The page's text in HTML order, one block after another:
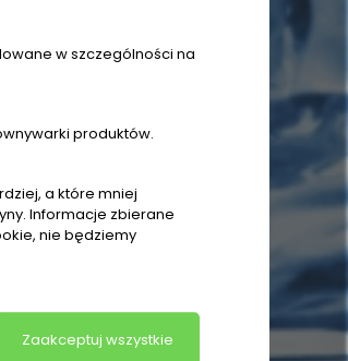
w szczególności na
produktów.
a które mniej
Informacje zbierane
nie będziemy
Zaakceptuj wszystkie